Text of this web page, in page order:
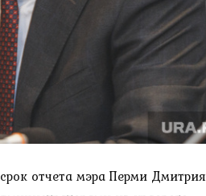
отчета мэра Перми Дмитрия